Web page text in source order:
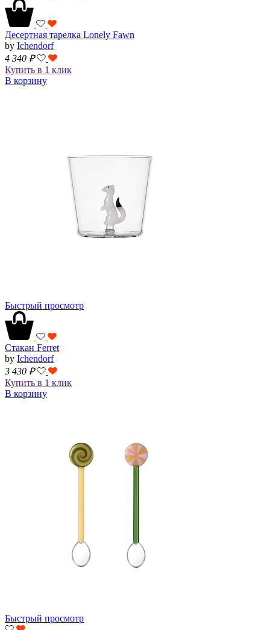
Десертная тарелка Lonely Fawn
by Ichendorf
4 340 ₽
Купить в 1 клик
В корзину
Быстрый просмотр
Стакан Ferret
by Ichendorf
3 430 ₽
Купить в 1 клик
В корзину
Быстрый просмотр